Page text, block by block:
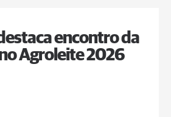
encontro da
Agroleite 2026